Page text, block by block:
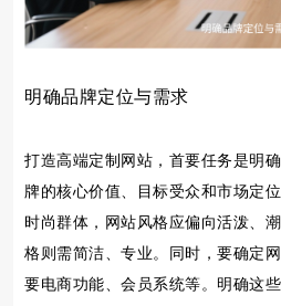
明确品牌定位与需求
打造高端定制网站，首要任务是明
牌的核心价值、目标受众和市场定
时尚群体，网站风格应偏向活泼、
格则需简洁、专业。同时，要确定
要电商功能、会员系统等。明确这